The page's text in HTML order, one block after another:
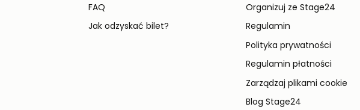
FAQ
Jak odzyskać bilet?
Organizuj ze Stage24
Regulamin
Polityka prywatności
Regulamin płatności
Zarządzaj plikami cookie
Blog Stage24